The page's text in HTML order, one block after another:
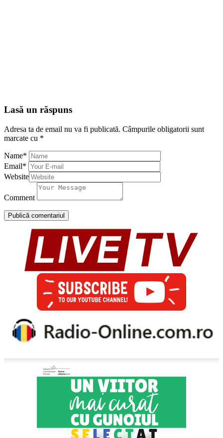
Lasă un răspuns
Adresa ta de email nu va fi publicată. Câmpurile obligatorii sunt
marcate cu *
Name*
Email*
Website
Comment